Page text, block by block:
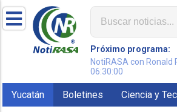
Próximo programa:
NotiRASA con Ronald
06:30:00
Yucatán Boletines Ciencia y